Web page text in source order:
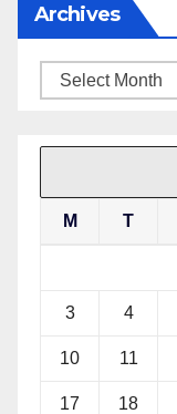
Archives
Archives
M T
3 4
10 11
17 18